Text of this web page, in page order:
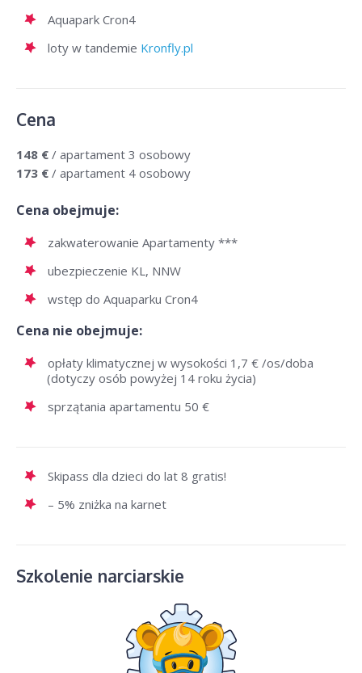
Aquapark Cron4
loty w tandemie Kronfly.pl
Cena
148 € / apartament 3 osobowy
173 € / apartament 4 osobowy
Cena obejmuje:
zakwaterowanie Apartamenty ***
ubezpieczenie KL, NNW
wstęp do Aquaparku Cron4
Cena nie obejmuje:
opłaty klimatycznej w wysokości 1,7 € /os/doba
(dotyczy osób powyżej 14 roku życia)
sprzątania apartamentu 50 €
Skipass dla dzieci do lat 8 gratis!
– 5% zniżka na karnet
Szkolenie narciarskie